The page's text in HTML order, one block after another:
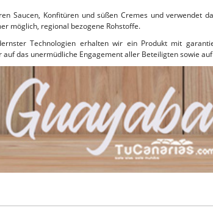
Saucen, Konfitüren und süßen Cremes und verwendet
möglich, regional bezogene Rohstoffe.
Technologien erhalten wir ein Produkt mit
das unermüdliche Engagement aller Beteiligten sowie